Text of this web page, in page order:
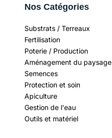
Nos Catégories
Substrats / Terreaux
Fertilisation
Poterie / Production
Aménagement du paysage
Semences
Protection et soin
Apiculture
Gestion de l'eau
Outils et matériel